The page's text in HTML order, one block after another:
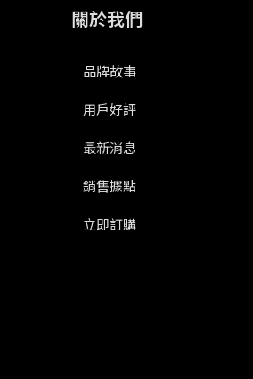
關於我們
品牌故事
用戶好評
最新消息
銷售據點
立即訂購